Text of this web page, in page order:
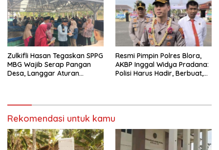
Zulkifli Hasan Tegaskan SPPG
MBG Wajib Serap Pangan
Desa, Langgar Aturan
Resmi Pimpin Polres Blora,
AKBP Inggal Widya Pradana:
Polisi Harus Hadir, Berbuat,
Rekomendasi untuk kamu